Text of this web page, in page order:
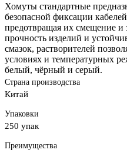
Хомуты стандартные
безопасной фиксации
предотвращая их смещение и
прочность изделий и
смазок, растворителей
условиях и температурных
белый, чёрный и серый.
Страна производства
Китай
Упаковки
250 упак
Преимущества